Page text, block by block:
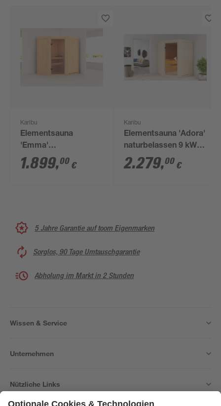
Karibu
Elementsauna
'Emma'
naturbelassen mit
Klarglastür 170 x 151
1.899,00 €
Karibu
Elementsauna 'Adora'
naturbelassen 9 kW
Ofen Edelstahl
externe Steuerung
2.279,00 €
5 Jahre Garantie auf toom Eigenmarken
Sorglos, 90 Tage Umtauschgarantie
Abholung im Markt in 2 Stunden
Wissen & Service
Unternehmen
Nützliche Links